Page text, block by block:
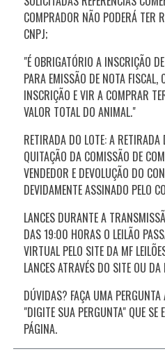
COMPRADOR NÃO PODERÁ TER
CNPJ;
"É OBRIGATÓRIO A INSCRIÇÃO
PARA EMISSÃO DE NOTA
INSCRIÇÃO E VIR A COMPRAR
VALOR TOTAL DO ANIMAL."
RETIRADA DO LOTE: A
QUITAÇÃO DA COMISSÃO DE
VENDEDOR E DEVOLUÇÃO DO
DEVIDAMENTE ASSINADO PELO
LANCES DURANTE A
DAS 19:00 HORAS O LEILÃO
VIRTUAL PELO SITE DA MF
LANCES ATRAVÉS DO SITE OU DA
DÚVIDAS? FAÇA UMA PERGUNTA
"DIGITE SUA PERGUNTA" QUE SE
PÁGINA.